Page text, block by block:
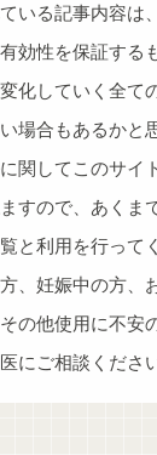
いる記事内容は
効性を保証する
化していく全て
場合もあるかと
関してこのサイ
すので、あくま
と利用を行って
、妊娠中の方、
の他使用に不安
にご相談くださ